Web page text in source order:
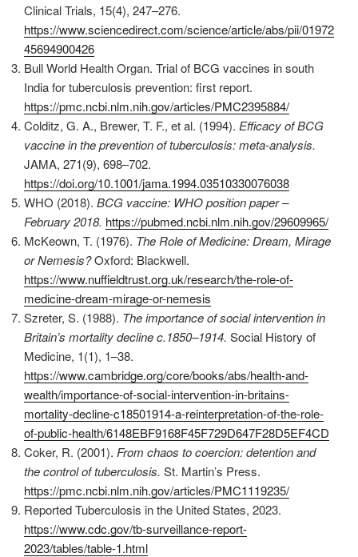
Clinical Trials, 15(4), 247–276.
https://www.sciencedirect.com/science/article/abs/pii/01972
45694900426
Bull World Health Organ. Trial of BCG vaccines in south
India for tuberculosis prevention: first report.
https://pmc.ncbi.nlm.nih.gov/articles/PMC2395884/
Colditz, G. A., Brewer, T. F., et al. (1994). Efficacy of BCG
vaccine in the prevention of tuberculosis: meta-analysis.
JAMA, 271(9), 698–702.
https://doi.org/10.1001/jama.1994.03510330076038
WHO (2018). BCG vaccine: WHO position paper –
February 2018. https://pubmed.ncbi.nlm.nih.gov/29609965/
McKeown, T. (1976). The Role of Medicine: Dream, Mirage
or Nemesis?Oxford: Blackwell.
https://www.nuffieldtrust.org.uk/research/the-role-of-
medicine-dream-mirage-or-nemesis
Szreter, S. (1988). The importance of social intervention in
Britain’s mortality decline c.1850–1914. Social History of
Medicine, 1(1), 1–38.
https://www.cambridge.org/core/books/abs/health-and-
wealth/importance-of-social-intervention-in-britains-
mortality-decline-c18501914-a-reinterpretation-of-the-role-
of-public-health/6148EBF9168F45F729D647F28D5EF4CD
Coker, R. (2001). From chaos to coercion: detention and
the control of tuberculosis. St. Martin’s Press.
https://pmc.ncbi.nlm.nih.gov/articles/PMC1119235/
Reported Tuberculosis in the United States, 2023.
https://www.cdc.gov/tb-surveillance-report-
2023/tables/table-1.html